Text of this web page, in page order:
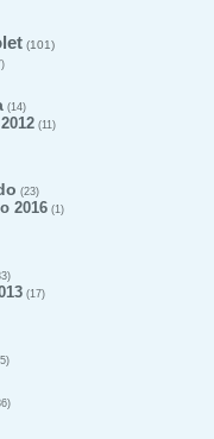
(101)
(14)
(11)
(23)
2016 (1)
(17)